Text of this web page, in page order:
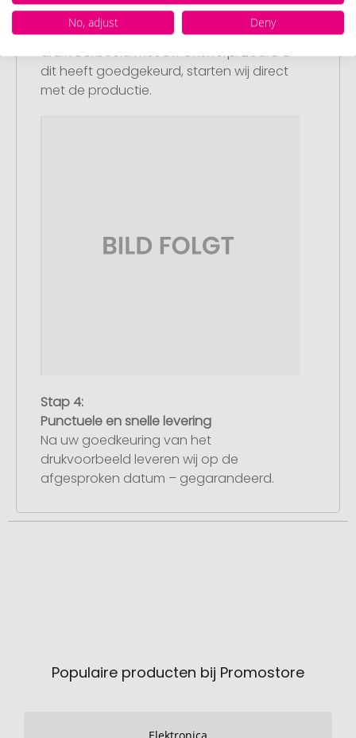
Artikelvoorbeeld en goedkeuring
U ontvangt van ons een gratis
drukvoorbeeld met uw ontwerp. Zodra u
dit heeft goedgekeurd, starten wij direct
met de productie.
Stap 4:
Punctuele en snelle levering
Na uw goedkeuring van het
drukvoorbeeld leveren wij op de
afgesproken datum – gegarandeerd.
Populaire producten bij Promostore
No, adjust
Deny